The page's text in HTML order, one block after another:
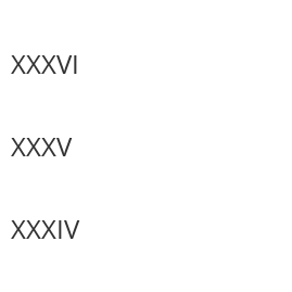
XXXVI
XXXV
XXXIV